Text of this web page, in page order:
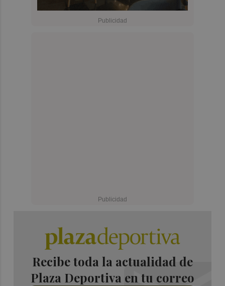
Recibe toda la actualidad de
Plaza Deportiva en tu correo